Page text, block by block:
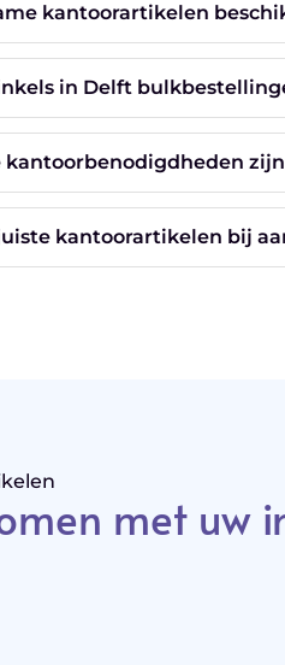
kantoorartikelen
in Delft
kantoorbenodigdheden
kantoorartikelen bij
met uw